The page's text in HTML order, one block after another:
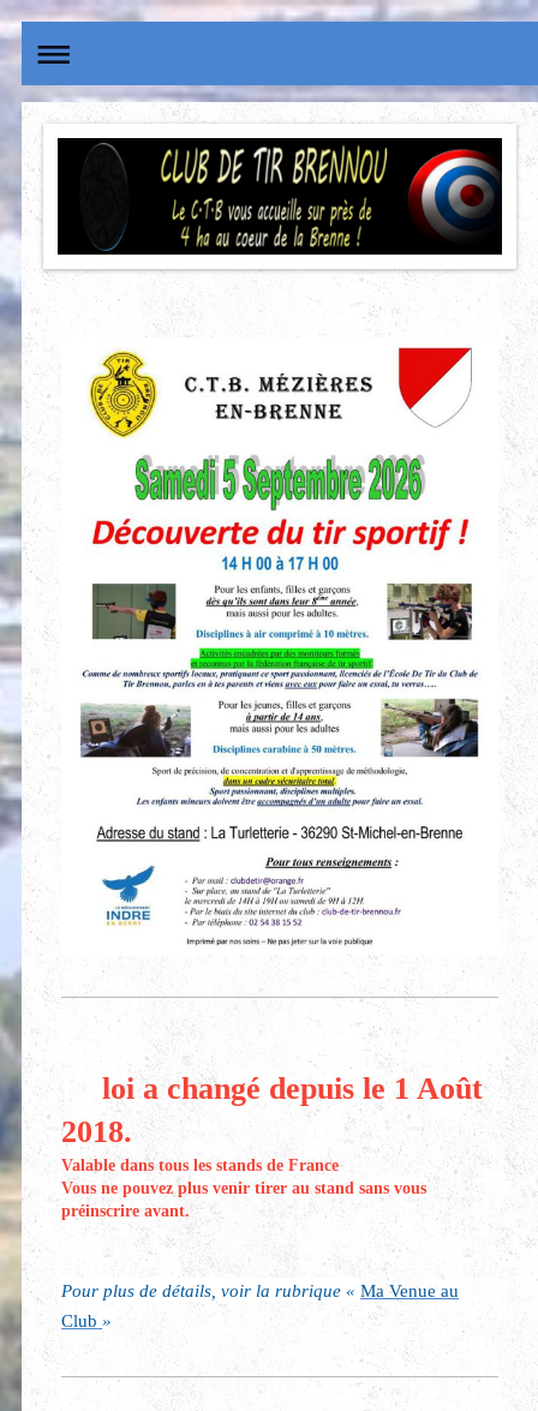
aloi a changé depuis le 1 Août
2018.
Valable dans tous les stands de France
Vous ne pouvez plus venir tirer au stand sans vous
préinscrire avant.
Pour plus de détails, voir la rubrique «Ma Venue au
Club »